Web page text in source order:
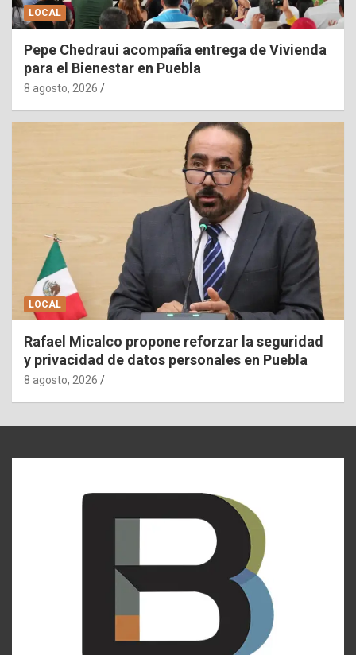
LOCAL
Pepe Chedraui acompaña entrega de Vivienda
para el Bienestar en Puebla
8 agosto, 2026
LOCAL
Rafael Micalco propone reforzar la seguridad
y privacidad de datos personales en Puebla
8 agosto, 2026